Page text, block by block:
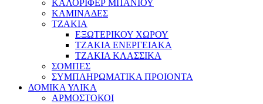
ΚΑΛΟΡΙΦΕΡ ΜΠΑΝΙΟΥ
ΚΑΜΙΝΑΔΕΣ
ΤΖΑΚΙΑ
ΕΞΩΤΕΡΙΚΟΥ ΧΩΡΟΥ
ΤΖΑΚΙΑ ΕΝΕΡΓΕΙΑΚΑ
ΤΖΑΚΙΑ ΚΛΑΣΣΙΚΑ
ΣΟΜΠΕΣ
ΣΥΜΠΛΗΡΩΜΑΤΙΚΑ ΠΡΟΙΟΝΤΑ
ΔΟΜΙΚΑ ΥΛΙΚΑ
ΑΡΜΟΣΤΟΚΟΙ